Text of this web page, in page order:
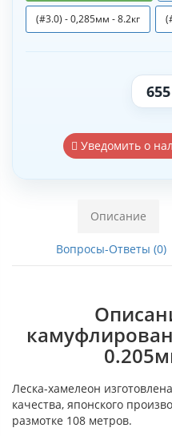
(#3.0) - 0,285мм - 8.2кг
Уведомить о
Описание
Вопросы-Ответы (0)
Леска-хамелеон
качества, японского
размотке 108 метров.